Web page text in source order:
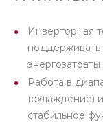
Инверторная
поддерживать
Работа в
(охлаждение)
стабильное